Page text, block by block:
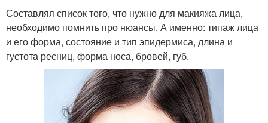
Составляя список того, что нужно для макияжа лица,
необходимо помнить про нюансы. А именно: типаж лица
и его форма, состояние и тип эпидермиса, длина и
густота ресниц, форма носа, бровей, губ.